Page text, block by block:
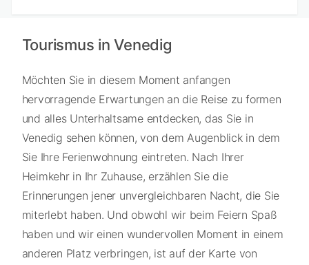
Tourismus in Venedig
Möchten Sie in diesem Moment anfangen
hervorragende Erwartungen an die Reise zu formen
und alles Unterhaltsame entdecken, das Sie in
Venedig sehen können, von dem Augenblick in dem
Sie Ihre Ferienwohnung eintreten. Nach Ihrer
Heimkehr in Ihr Zuhause, erzählen Sie die
Erinnerungen jener unvergleichbaren Nacht, die Sie
miterlebt haben. Und obwohl wir beim Feiern Spaß
haben und wir einen wundervollen Moment in einem
anderen Platz verbringen, ist auf der Karte von